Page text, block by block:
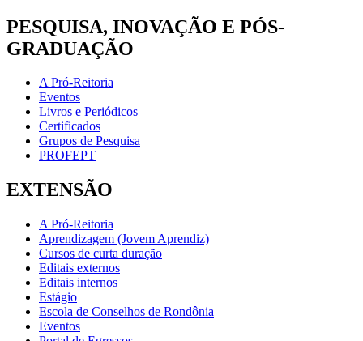
PESQUISA, INOVAÇÃO E PÓS-
GRADUAÇÃO
A Pró-Reitoria
Eventos
Livros e Periódicos
Certificados
Grupos de Pesquisa
PROFEPT
EXTENSÃO
A Pró-Reitoria
Aprendizagem (Jovem Aprendiz)
Cursos de curta duração
Editais externos
Editais internos
Estágio
Escola de Conselhos de Rondônia
Eventos